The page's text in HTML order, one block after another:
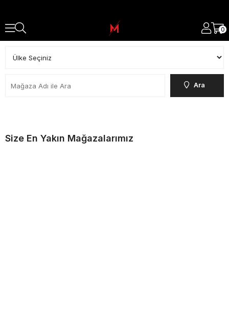
0
Ara
Size En Yakın Mağazalarımız